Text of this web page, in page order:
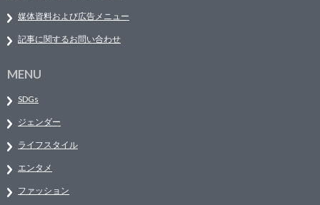
媒体資料および広告メニュー
記事に関するお問い合わせ
MENU
SDGs
ジェンダー
ライフスタイル
エンタメ
ファッション